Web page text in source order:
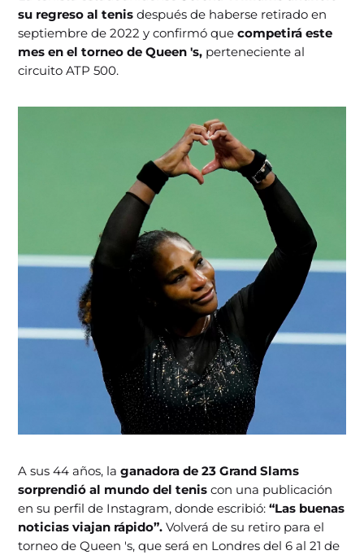
su regreso al tenisdespués de haberse retirado en
septiembre de 2022 y confirmó quecompetirá este
mes en el torneo de Queen 's, perteneciente al
circuito ATP 500.
A sus 44 años, laganadora de 23 Grand Slams
sorprendió al mundo del tenis con una publicación
en su perfil de Instagram, donde escribió:“Las buenas
noticias viajan rápido”. Volverá de su retiro para el
torneo de Queen 's, que será en Londres del 6 al 21 de